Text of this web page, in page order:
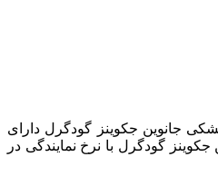
جانوین جکوینز گودگرل دارای
گودگرل با نرخ نمایندگی در